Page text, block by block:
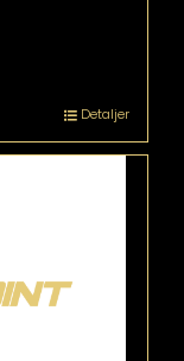
Detaljer